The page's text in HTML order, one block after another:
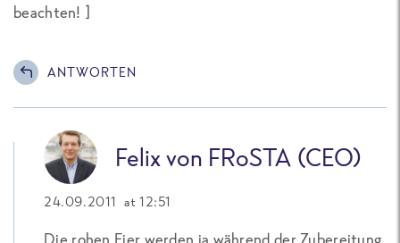
beachten! ]
ANTWORTEN
Felix von FRoSTA (CEO)
24.09.2011 at 12:51